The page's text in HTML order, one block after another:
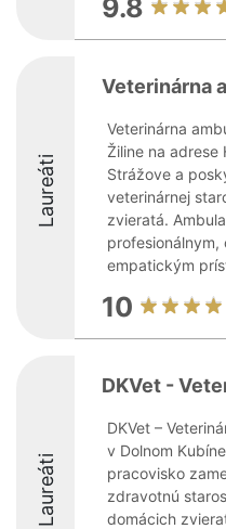
9.8
Laureáti
Veterinárna
Veterinárna
Žiline na adrese
Strážove a
veterinárnej
zvieratá.
profesionálnym,
empatickým
10
Laureáti
DKVet -
DKVet –
v Dolnom
pracovisko
zdravotnú
domácich